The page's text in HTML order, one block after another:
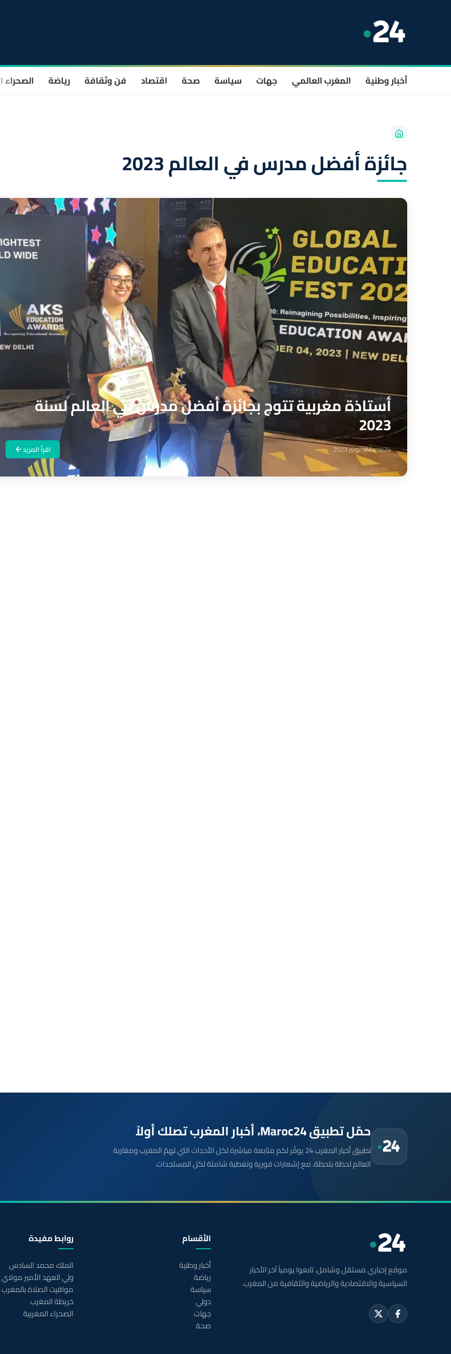
أخبار وطنية المغرب العالمي جهات سياسة صحة اقتصاد فن وثقافة رياضة الصحراء
جائزة أفضل مدرس في العالم 2023
أستاذة مغربية تتوج بجائزة أفضل مدرس في العالم لسنة
2023
Maroc249 نونبر 2023 اقرأ المزيد
حمّل تطبيق Maroc24، أخبار المغرب تصلك أولاً
تطبيق أخبار المغرب 24 يوفّر لكم متابعة مباشرة لكل الأحداث التي تهمّ المغرب ومغاربة
العالم لحظة بلحظة، مع إشعارات فورية وتغطية شاملة لكل المستجدات.
موقع إخباري مستقل وشامل. تابعوا يومياً آخر الأخبار
السياسية والاقتصادية والرياضية والثقافية من المغرب.
الأقسام
أخبار وطنية
رياضة
سياسة
دولي
جهات
صحة
روابط مفيدة
الملك محمد السادس
ولي العهد الأمير
مواقيت الصلاة بالمغرب
خريطة المغرب
الصحراء المغربية